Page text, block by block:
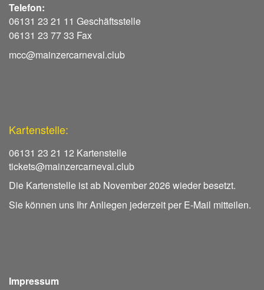
Telefon:
06131 23 21 11 Geschäftsstelle
06131 23 77 33 Fax
mcc@mainzercarneval.club
Kartenstelle:
06131 23 21 12 Kartenstelle
tickets@mainzercarneval.club
Die Kartenstelle ist ab November 2026 wieder besetzt.
Sie können uns Ihr Anliegen jederzeit per E-Mail mitteilen.
Impressum